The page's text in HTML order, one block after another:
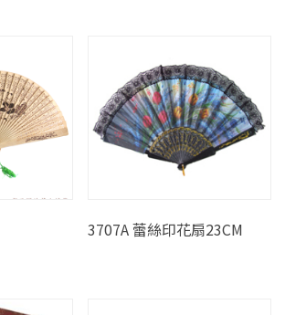
3707A 蕾絲印花扇23CM